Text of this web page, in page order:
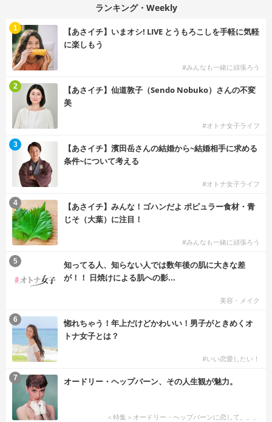
ランキング・Weekly
【あさイチ】いまオシ! LIVE とうもろこしを手軽に気軽
に楽しもう
#みんなも一緒に頑張ろう
1
【あさイチ】仙道敦子（Sendo Nobuko）さんの不変
美
#オトナ女子ライフ
2
【あさイチ】濱田岳さんの結婚から~結婚相手に求める
条件~について考える
#オトナ女子ライフ
3
【あさイチ】みんな！ゴハンだよ ポピュラー食材・青
じそ（大葉）に注目！
#みんなも一緒に頑張ろう
4
知ってる人、知らない人では数年後の肌に大きな差
が！！ 日焼けによる肌への影...
美容・メイク
5
惚れちゃう！年上だけどかわいい！男子がときめくオ
トナ女子とは？
#いい恋愛したい！
6
オードリー・ヘップバーン、その人生観が魅力。
＜特集＞オードリー・ヘップバーンに恋して。。。
7